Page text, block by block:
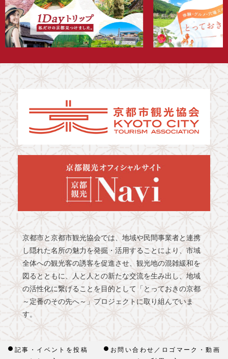
京都市と京都市観光協会では、地域や民間事業者と連携
し隠れた名所の魅力を発掘・活用することにより、市域
全体への観光客の誘客を促進させ、観光地の混雑緩和を
図るとともに、人と人との新たな交流を生み出し、地域
の活性化に繋げることを目的として「とっておきの京都
～定番のその先へ～」プロジェクトに取り組んでいま
す。
記事・イベントを投稿
お問い合わせ／ロゴマーク・動画